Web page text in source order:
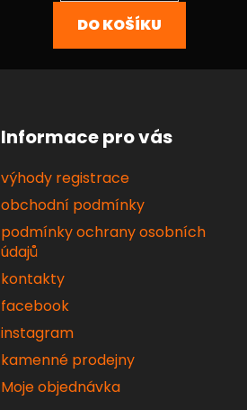
hvězdiček.
DO KOŠÍKU
Informace pro vás
výhody registrace
obchodní podmínky
podmínky ochrany osobních
údajů
kontakty
facebook
instagram
kamenné prodejny
Moje objednávka